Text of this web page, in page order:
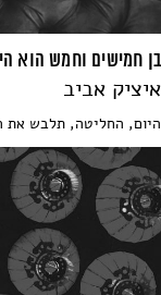
בן חמישים וחמש הוא
איציק אביב
היום, החליטה, תלבש את